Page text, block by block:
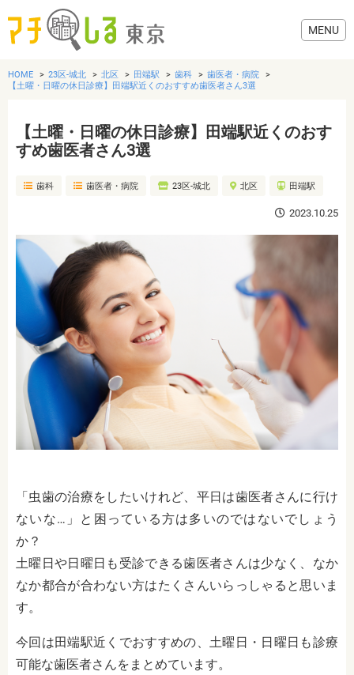
グルメ
美容・健康
歯医者・病院
おでかけ
生活
HOME 23区-城北 北区 田端駅 歯科
歯医者・病院
【土曜・日曜の休日診療】田端駅近くのおすすめ歯医者さん3選
【土曜・日曜の休日診療】田端駅近くのおす
すめ歯医者さん3選
歯科 歯医者・病院 23区-城北 北区 田端駅
2023.10.25
「虫歯の治療をしたいけれど、平日は歯医者さんに行け
ないな…」と困っている方は多いのではないでしょう
か？
土曜日や日曜日も受診できる歯医者さんは少なく、なか
なか都合が合わない方はたくさんいらっしゃると思いま
す。
今回は田端駅近くでおすすめの、土曜日・日曜日も診療
可能な歯医者さんをまとめています。